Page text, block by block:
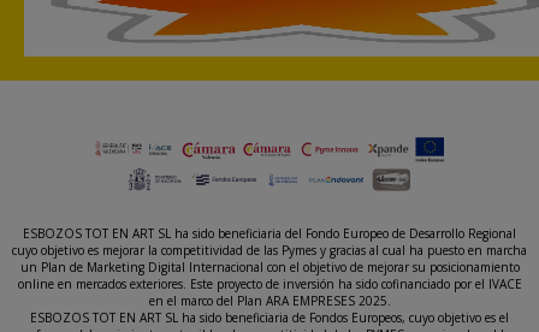
ESBOZOS TOT EN ART SL ha sido beneficiaria del Fondo Europeo de Desarrollo Regional
cuyo objetivo es mejorar la competitividad de las Pymes y gracias al cual ha puesto en marcha
un Plan de Marketing Digital Internacional con el objetivo de mejorar su posicionamiento
online en mercados exteriores. Este proyecto de inversión ha sido cofinanciado por el IVACE
en el marco del Plan ARA EMPRESES 2025.
ESBOZOS TOT EN ART SL ha sido beneficiaria de Fondos Europeos, cuyo objetivo es el